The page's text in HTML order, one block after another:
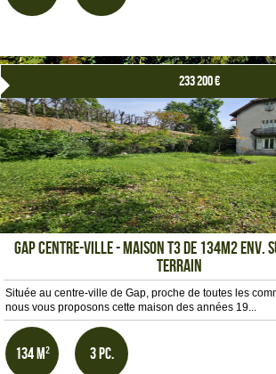
233 200 €
GAP CENTRE-VILLE - MAISON T3 DE 134m2 env.
TERRAIN
Située au centre-ville de Gap, proche de toutes les
nous vous proposons cette maison des années 19...
134 m² 3 pc.